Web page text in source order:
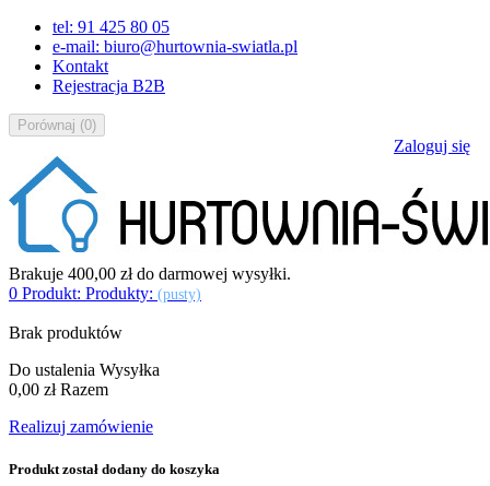
tel: 91 425 80 05
e-mail: biuro@hurtownia-swiatla.pl
Kontakt
Rejestracja B2B
Porównaj (0)
Zaloguj się
Brakuje 400,00 złdo darmowej wysyłki.
0 Produkt: Produkty: (pusty)
Brak produktów
Do ustalenia Wysyłka
0,00 zł Razem
Realizuj zamówienie
Produkt został dodany do koszyka